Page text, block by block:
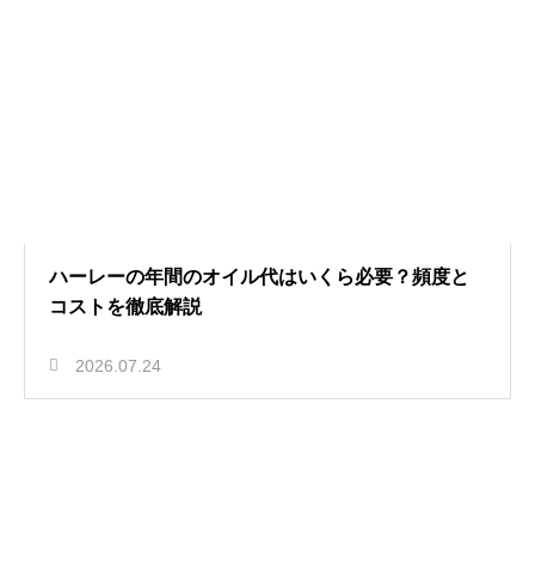
ハーレーの年間のオイル代はいくら必要？頻度と
コストを徹底解説
2026.07.24